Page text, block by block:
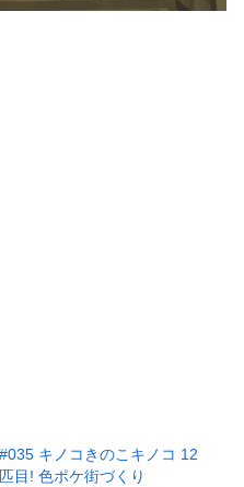
#035 キノコきのこキノコ 12
匹目! 色ポケ街づくり